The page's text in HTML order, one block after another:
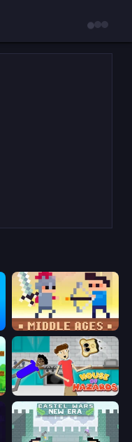
Castle Wars: Middle Ages
House of Hazards